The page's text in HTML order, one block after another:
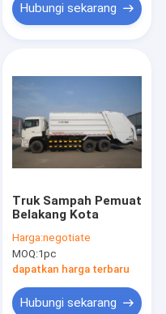
Hubungi sekarang
Truk Sampah Pemuat
Belakang Kota
Harga:negotiate
MOQ:1pc
dapatkan harga terbaru
Hubungi sekarang